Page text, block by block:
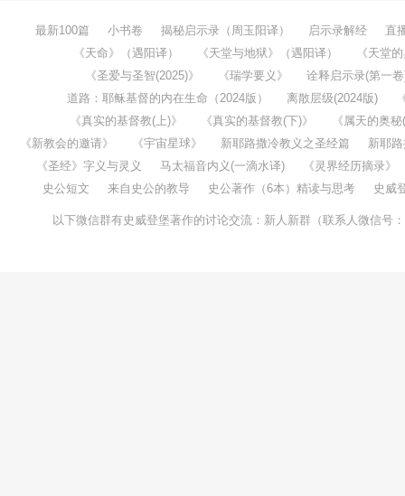
最新100篇 小书卷 揭秘启示录（周玉阳译） 启示录解经
直
《天命》（遇阳译）
《天堂与地狱》（遇阳译）
《天堂
《圣爱与圣智(2025)》
《瑞学要义》
诠释启示录(第一
道路：耶稣基督的内在生命（2024版）
离散层级(2024版)
《真实的基督教(上)》
《真实的基督教(下)》
《属天的奥
《新教会的邀请》
《宇宙星球》 新耶路撒冷教义之圣经篇
新耶
《圣经》字义与灵义
马太福音内义(一滴水译)
《灵界经历摘录》
史公短文
来自史公的教导 史公著作（6本）精读与思考 史威
以下微信群有史威登堡著作的讨论交流：新人新群（联系人微信号：